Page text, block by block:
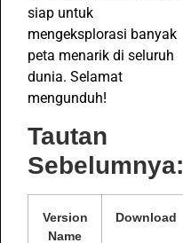
siap untuk
mengeksplorasi banyak
peta menarik di seluruh
dunia. Selamat
mengunduh!
Tautan
Sebelumnya:
Version
Name
Download